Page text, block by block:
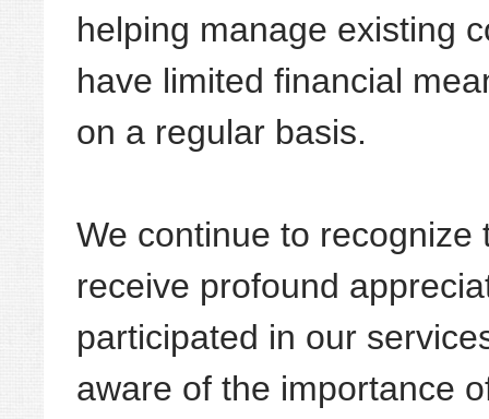
helping manage existing
have limited financial
on a regular basis.
We continue to
receive profound
participated in our
aware of the importance